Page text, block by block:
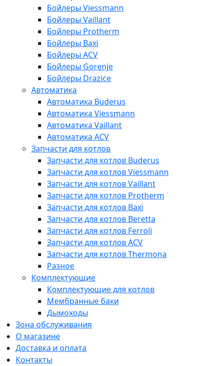
Бойлеры Viessmann
Бойлеры Vaillant
Бойлеры Protherm
Бойлеры Baxi
Бойлеры ACV
Бойлеры Gorenje
Бойлеры Drazice
Автоматика
Автоматика Buderus
Автоматика Viessmann
Автоматика Vaillant
Автоматика ACV
Запчасти для котлов
Запчасти для котлов Buderus
Запчасти для котлов Viessmann
Запчасти для котлов Vaillant
Запчасти для котлов Protherm
Запчасти для котлов Baxi
Запчасти для котлов Beretta
Запчасти для котлов Ferroli
Запчасти для котлов ACV
Запчасти для котлов Thermona
Разное
Комплектующие
Комплектующие для котлов
Мембранные баки
Дымоходы
Зона обслуживания
О магазине
Доставка и оплата
Контакты